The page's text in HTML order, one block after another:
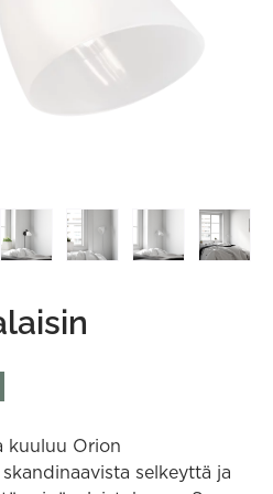
kuuluu Orion
selkeyttä ja